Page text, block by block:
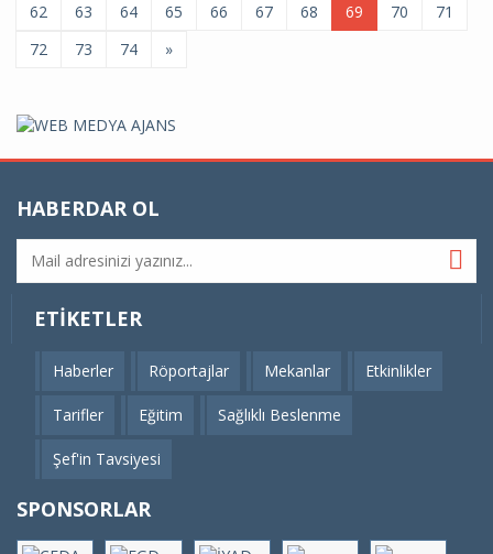
62
63 64 65 66 67 68 69 70
71
72
73 74 »
HABERDAR OL
ETIKETLER
Haberler Röportajlar Mekanlar Etkinlikler
Tarifler Eğitim Sağlıklı Beslenme
Şef'in Tavsiyesi
SPONSORLAR